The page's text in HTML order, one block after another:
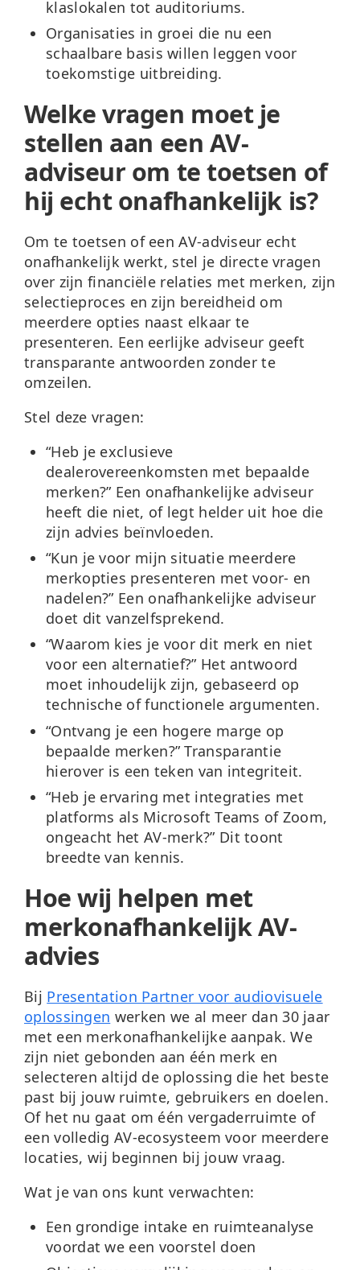
klaslokalen tot auditoriums.
Organisaties in groei die nu een
schaalbare basis willen leggen voor
toekomstige uitbreiding.
Welke vragen moet je
stellen aan een AV-
adviseur om te toetsen of
hij echt onafhankelijk is?
Om te toetsen of een AV-adviseur echt
onafhankelijk werkt, stel je directe vragen
over zijn financiële relaties met merken, zijn
selectieproces en zijn bereidheid om
meerdere opties naast elkaar te
presenteren. Een eerlijke adviseur geeft
transparante antwoorden zonder te
omzeilen.
Stel deze vragen:
“Heb je exclusieve
dealerovereenkomsten met bepaalde
merken?”Een onafhankelijke adviseur
heeft die niet, of legt helder uit hoe die
zijn advies beïnvloeden.
“Kun je voor mijn situatie meerdere
merkopties presenteren met voor- en
nadelen?”Een onafhankelijke adviseur
doet dit vanzelfsprekend.
“Waarom kies je voor dit merk en niet
voor een alternatief?”Het antwoord
moet inhoudelijk zijn, gebaseerd op
technische of functionele argumenten.
“Ontvang je een hogere marge op
bepaalde merken?”Transparantie
hierover is een teken van integriteit.
“Heb je ervaring met integraties met
platforms als Microsoft Teams of Zoom,
ongeacht het AV-merk?”Dit toont
breedte van kennis.
Hoe wij helpen met
merkonafhankelijk AV-
advies
Bij Presentation Partner voor audiovisuele
oplossingen werken we al meer dan 30 jaar
met een merkonafhankelijke aanpak. We
zijn niet gebonden aan één merk en
selecteren altijd de oplossing die het beste
past bij jouw ruimte, gebruikers en doelen.
Of het nu gaat om één vergaderruimte of
een volledig AV-ecosysteem voor meerdere
locaties, wij beginnen bij jouw vraag.
Wat je van ons kunt verwachten:
Een grondige intake en ruimteanalyse
voordat we een voorstel doen